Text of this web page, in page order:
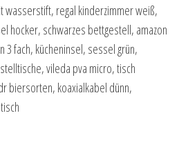
regal kinderzimmer weiß,
hocker, schwarzes bettgestell, amazon
3 fach, kücheninsel, sessel grün,
vileda pva micro, tisch
biersorten, koaxialkabel dünn,